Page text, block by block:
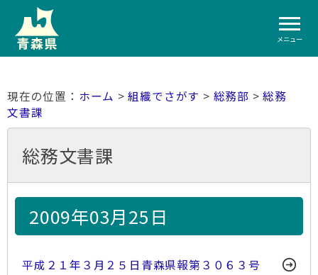
メニュー
ホーム >組織でさがす > 総務部 >総務
文書課
総務文書課
2009年03月25日
平成２１年３月２５日青森県報第３０６３号